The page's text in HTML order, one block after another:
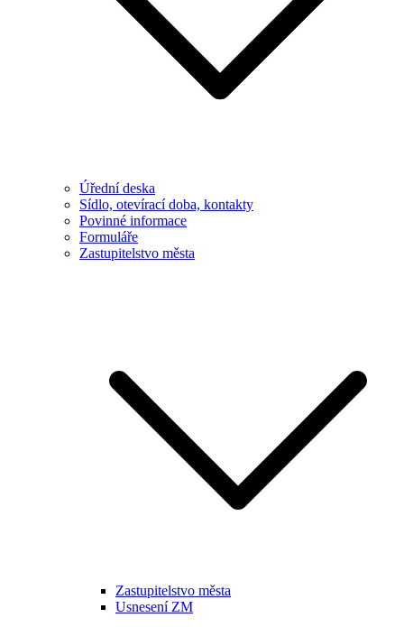
Úřední deska
Sídlo, otevírací doba, kontakty
Povinné informace
Formuláře
Zastupitelstvo města
Zastupitelstvo města
Usnesení ZM